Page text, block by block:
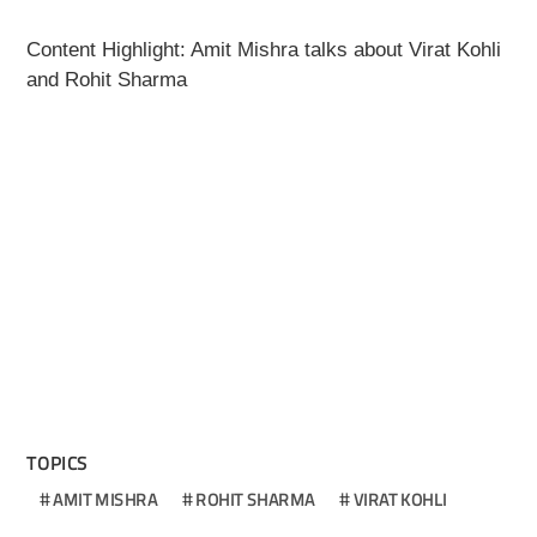
Content Highlight: Amit Mishra talks about Virat Kohli
and Rohit Sharma
TOPICS
AMIT MISHRA ROHIT SHARMA VIRAT KOHLI